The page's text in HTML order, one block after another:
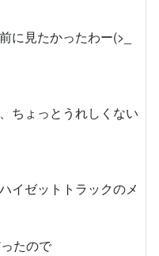
に見たかったわー(>_
ちょっとうれしくない
イゼットトラックのメ
たので